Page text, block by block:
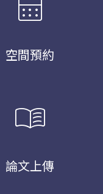
空間預約
menu_book
論文上傳